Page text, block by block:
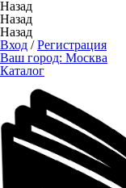
Назад
Назад
Назад
Вход /Регистрация
Ваш город: Москва
Каталог